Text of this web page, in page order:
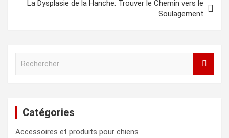
La Dysplasie de la Hanche: Trouver le Chemin vers le
Soulagement
c
h
Catégories
Accessoires et produits pour chiens